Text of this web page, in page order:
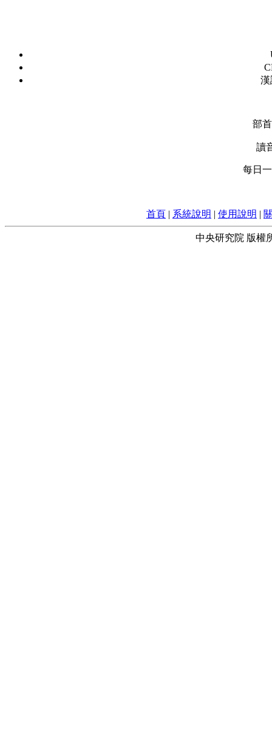
漢
部
讀
每日
首頁 | 系統說明 | 使用說明 |
中央研究院 版權